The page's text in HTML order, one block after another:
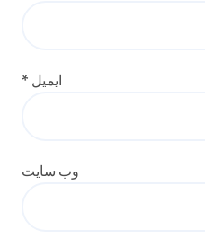
ایمیل *
وب‌ سایت